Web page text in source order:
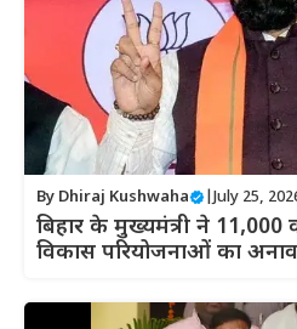
By Dhiraj Kushwaha July 25,
बिहार के मुख्यमंत्री ने
विकास परियोजनाओं का